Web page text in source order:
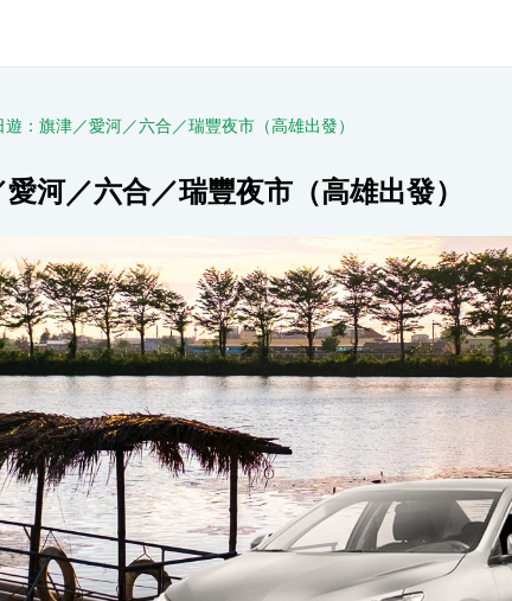
：旗津／愛河／六合／瑞豐夜市（高雄出發）
河／六合／瑞豐夜市（高雄出發）